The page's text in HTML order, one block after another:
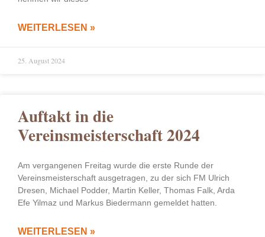
WEITERLESEN »
25. August 2024
Auftakt in die
Vereinsmeisterschaft 2024
Am vergangenen Freitag wurde die erste Runde der
Vereinsmeisterschaft ausgetragen, zu der sich FM Ulrich
Dresen, Michael Podder, Martin Keller, Thomas Falk, Arda
Efe Yilmaz und Markus Biedermann gemeldet hatten.
WEITERLESEN »